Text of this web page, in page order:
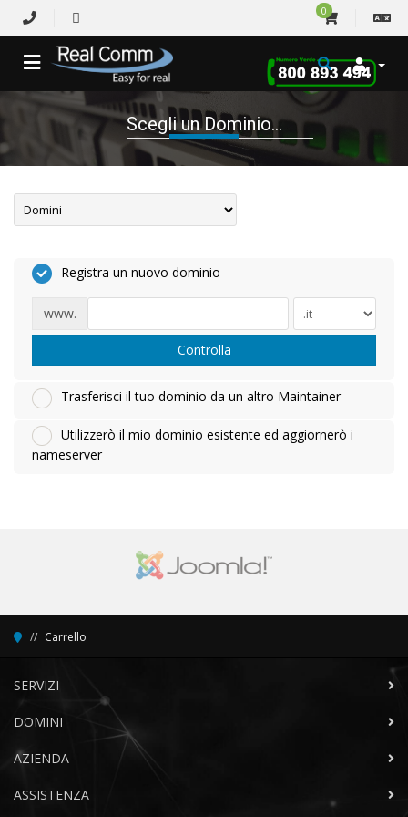
0
Scegli un Dominio...
Registra un nuovo dominio
www.
Controlla
Trasferisci il tuo dominio da un altro Maintainer
Utilizzerò il mio dominio esistente ed aggiornerò i
nameserver
Carrello
SERVIZI
DOMINI
AZIENDA
ASSISTENZA